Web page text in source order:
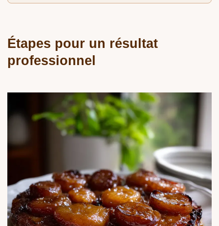
Étapes pour un résultat
professionnel